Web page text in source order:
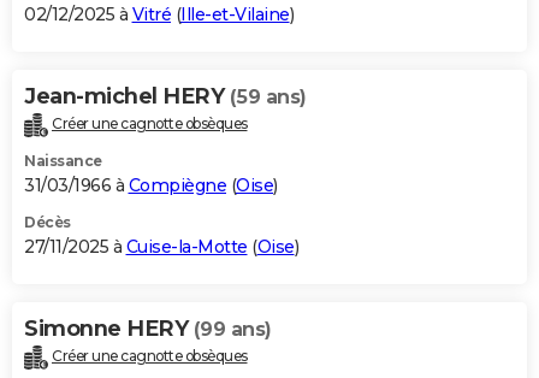
02/12/2025 à Vitré (Ille-et-Vilaine)
Jean-michel HERY (59 ans)
Créer une cagnotte obsèques
Naissance
31/03/1966 à Compiègne (Oise)
Décès
27/11/2025 à Cuise-la-Motte (Oise)
Simonne HERY (99 ans)
Créer une cagnotte obsèques